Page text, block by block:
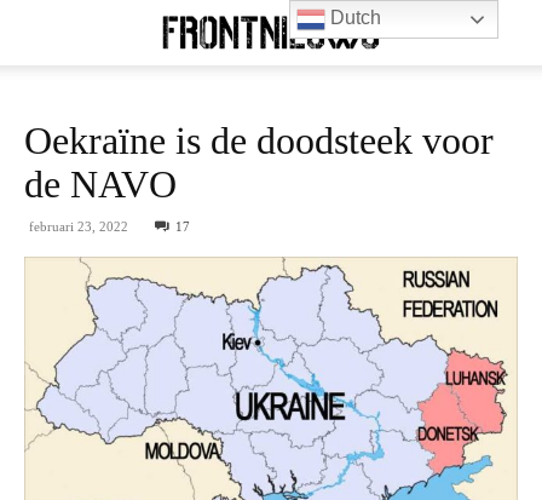
Oekraïne is de doodsteek voor
de NAVO
februari 23, 2022 17
Dutch